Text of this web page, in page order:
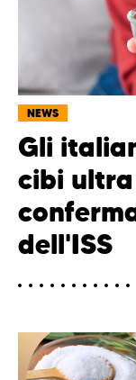
NEWS
Gli
cibi
dell'ISS